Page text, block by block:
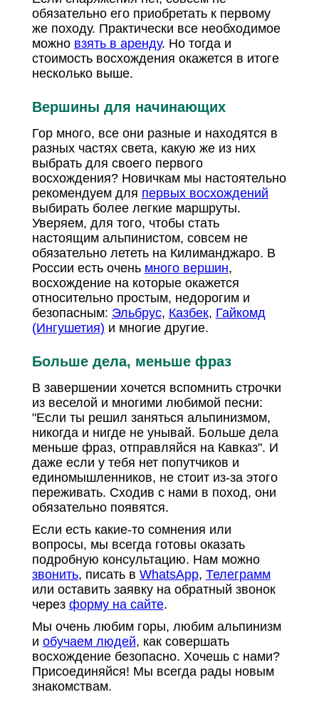
обязательно его приобретать к первому
же походу. Практически все необходимое
можно взять в аренду. Но тогда и
стоимость восхождения окажется в итоге
несколько выше.
Вершины для начинающих
Гор много, все они разные и находятся в
разных частях света, какую же из них
выбрать для своего первого
восхождения? Новичкам мы настоятельно
рекомендуем для первых восхождений
выбирать более легкие маршруты.
Уверяем, для того, чтобы стать
настоящим альпинистом, совсем не
обязательно лететь на Килиманджаро. В
России есть очень много вершин,
восхождение на которые окажется
относительно простым, недорогим и
безопасным: Эльбрус, Казбек, Гайкомд
(Ингушетия) и многие другие.
Больше дела, меньше фраз
В завершении хочется вспомнить строчки
из веселой и многими любимой песни:
"Если ты решил заняться альпинизмом,
никогда и нигде не унывай. Больше дела
меньше фраз, отправляйся на Кавказ". И
даже если у тебя нет попутчиков и
единомышленников, не стоит из-за этого
переживать. Сходив с нами в поход, они
обязательно появятся.
Если есть какие-то сомнения или
вопросы, мы всегда готовы оказать
подробную консультацию. Нам можно
звонить, писать в WhatsApp, Телеграмм
или оставить заявку на обратный звонок
через форму на сайте.
Мы очень любим горы, любим альпинизм
и обучаем людей, как совершать
восхождение безопасно. Хочешь с нами?
Присоединяйся! Мы всегда рады новым
знакомствам.